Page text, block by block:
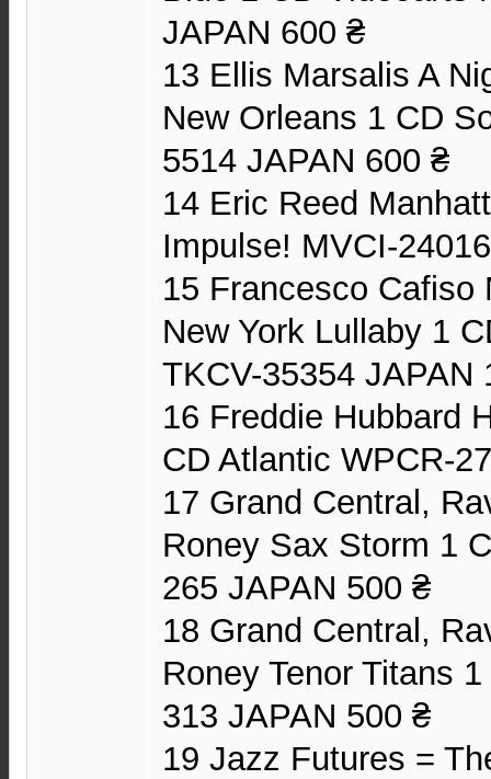
JAPAN 600 ₴
13 Ellis Marsalis A
New Orleans 1 CD
5514 JAPAN 600 ₴
14 Eric Reed
Impulse! MVCI-
15 Francesco Cafiso
New York Lullaby 1
TKCV-35354 JAPAN
16 Freddie Hubbard
CD Atlantic WPCR-
17 Grand Central,
Roney Sax Storm 1
265 JAPAN 500 ₴
18 Grand Central,
Roney Tenor Titans
313 JAPAN 500 ₴
19 Jazz Futures =